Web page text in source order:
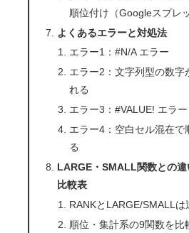
順位付け（Googleスプレ
よくあるエラーと対処法
エラー1：#N/A エラー
エラー2：文字列型の数字
れる
エラー3：#VALUE! エラー
エラー4：空白セル混在で
る
LARGE・SMALL関数との
比較表
RANKとLARGE/SMALLは
順位・集計系の9関数を比